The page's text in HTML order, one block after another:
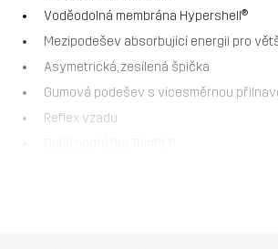
Voděodolná membrána Hypershell®
Mezipodešev absorbující energii pro
Asymetrická, zesílená špička
Gumová podešev s vícesměrnou
Reflex vzadu
Trailknit Mid je voděodolná turistická obuv